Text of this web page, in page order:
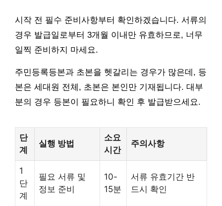
시작 전 필수 준비사항부터 확인하겠습니다. 서류의
경우 발급일로부터 3개월 이내만 유효하므로, 너무
일찍 준비하지 마세요.
주민등록등본과 초본을 헷갈리는 경우가 많은데, 등
본은 세대원 전체, 초본은 본인만 기재됩니다. 대부
분의 경우 등본이 필요하니 확인 후 발급받으세요.
단
계
실행 방법
소요
시간
주의사항
1
단
계
필요 서류 및
정보 준비
10-
15분
서류 유효기간 반
드시 확인